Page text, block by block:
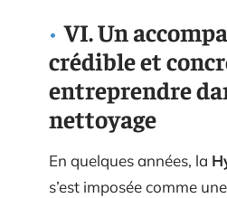
VI. Un
crédible et
entreprendre
nettoyage
En quelques années, la
s’est imposée comme une